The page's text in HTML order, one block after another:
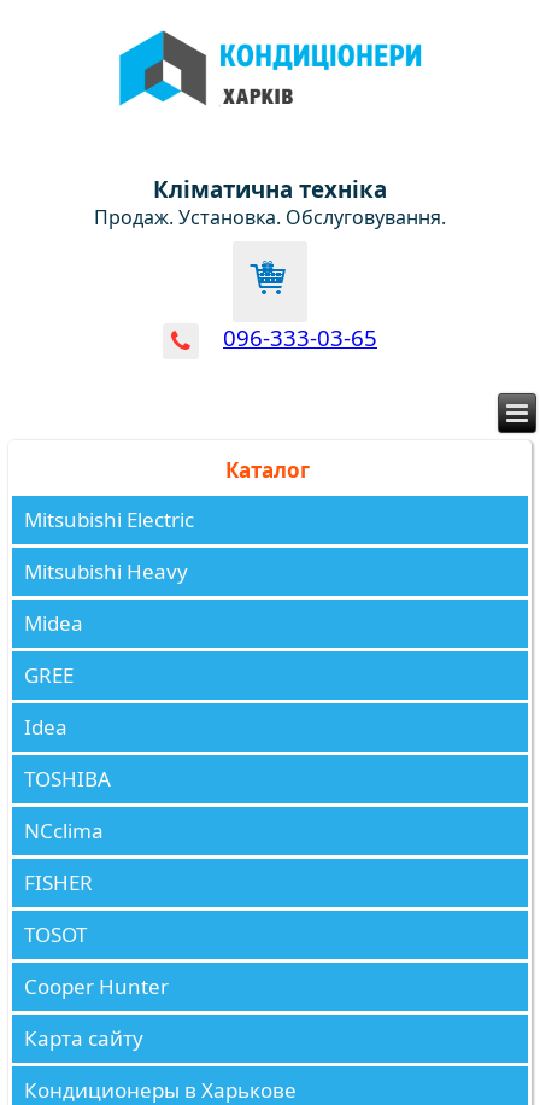
Кліматична техніка
Продаж. Установка. Обслуговування.
096-333-03-65
Каталог
Mitsubishi Electric
Mitsubishi Heavy
Midea
GREE
Idea
TOSHIBA
NCclima
FISHER
TOSOT
Cooper Hunter
Карта сайту
Кондиционеры в Харькове